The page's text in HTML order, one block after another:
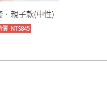
‧親子款(中性)
價NT$845